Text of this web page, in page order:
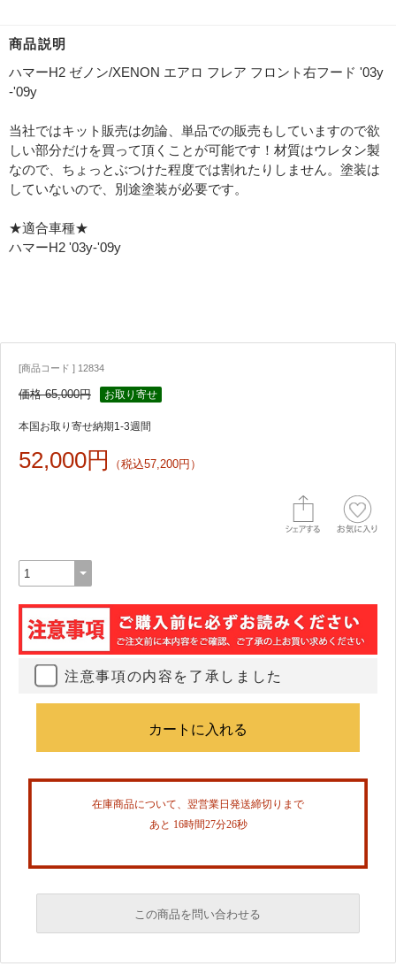
商品説明
ハマーH2 ゼノン/XENON エアロ フレア フロント右フード '03y
-'09y
当社ではキット販売は勿論、単品での販売もしていますので欲
しい部分だけを買って頂くことが可能です！材質はウレタン製
なので、ちょっとぶつけた程度では割れたりしません。塗装は
していないので、別途塗装が必要です。
★適合車種★
ハマーH2 '03y-'09y
[商品コード ] 12834
価格 65,000円 お取り寄せ
本国お取り寄せ納期1-3週間
52,000円 （税込57,200円）
注意事項の内容を了承しました
在庫商品について、翌営業日発送締切りまで
あと 16時間27分26秒
この商品を問い合わせる